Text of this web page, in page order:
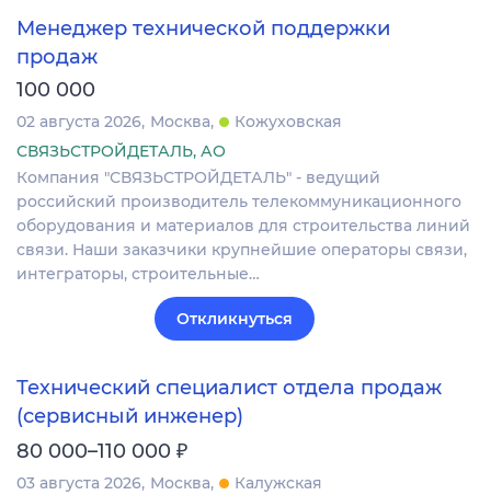
Менеджер технической поддержки
продаж
100 000
02 августа 2026 Москва
Кожуховская
СВЯЗЬСТРОЙДЕТАЛЬ, АО
Компания "СВЯЗЬСТРОЙДЕТАЛЬ" - ведущий
российский производитель телекоммуникационного
оборудования и материалов для строительства линий
связи. Наши заказчики крупнейшие операторы связи,
интеграторы, строительные…
Откликнуться
Технический специалист отдела продаж
(сервисный инженер)
80 000–110 000 ₽
03 августа 2026 Москва
Калужская